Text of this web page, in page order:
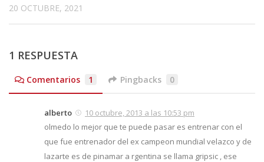
20 OCTUBRE, 2021
1 RESPUESTA
Comentarios 1 Pingbacks 0
alberto
10 octubre, 2013 a las 10:53 pm
olmedo lo mejor que te puede pasar es entrenar con el
que fue entrenador del ex campeon mundial velazco y de
lazarte es de pinamar a rgentina se llama gripsic , ese